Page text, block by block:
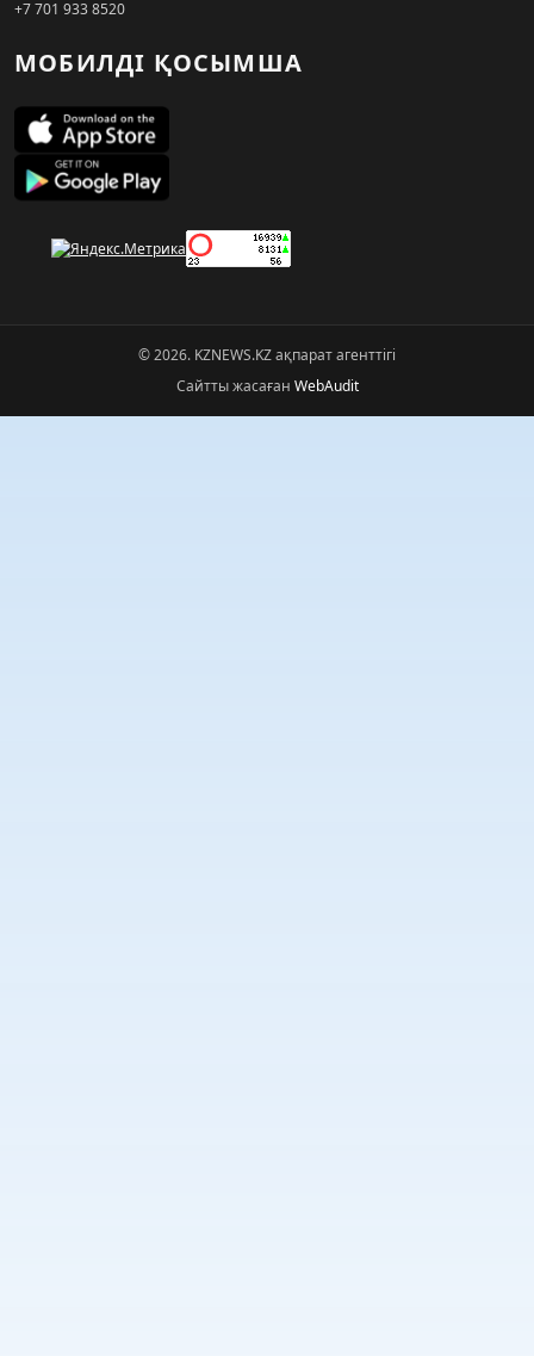
+7 701 933 8520
МОБИЛДІ ҚОСЫМША
© 2026. KZNEWS.KZ ақпарат агенттігі
Сайтты жасаған WebAudit